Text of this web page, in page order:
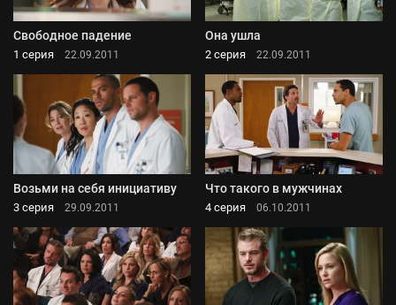
Свободное падение
1 серия 22.09.2011
Она ушла
2 серия 22.09.2011
Возьми на себя инициативу
3 серия 29.09.2011
Что такого в мужчинах
4 серия 06.10.2011